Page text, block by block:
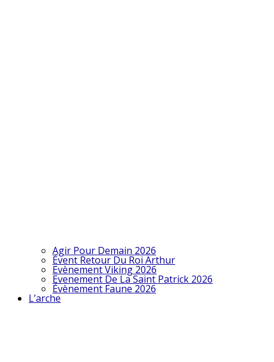
Agir Pour Demain 2026
Évent Retour Du Roi Arthur
Evènement Viking 2026
Evenement De La Saint Patrick 2026
Évènement Faune 2026
L’arche